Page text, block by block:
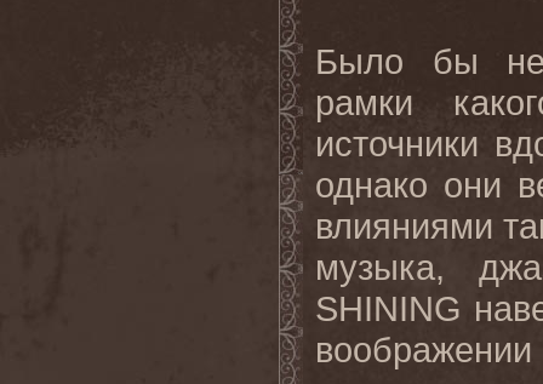
Было бы
рамки
источники
однако они
влияниями
музыка,
SHINING
воображении